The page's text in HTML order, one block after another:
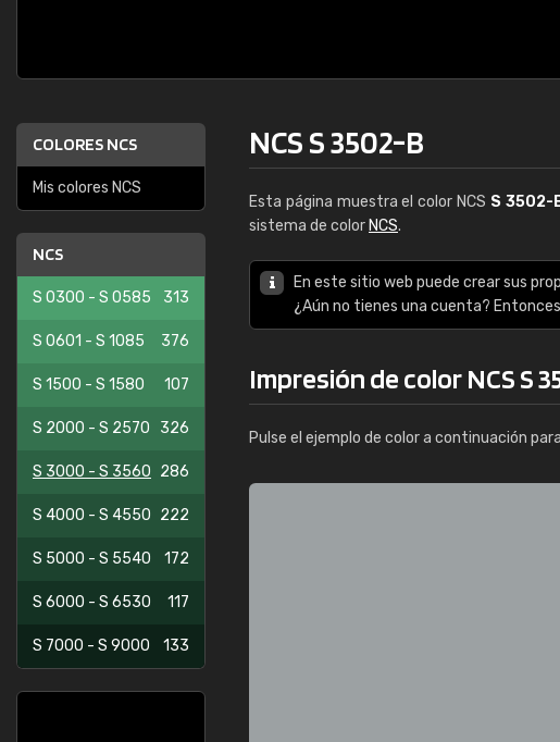
COLORES NCS
Mis colores NCS
NCS
S 0300 - S 0585 313
S 0601 - S 1085 376
S 1500 - S 1580 107
S 2000 - S 2570 326
S 3000 - S 3560 286
S 4000 - S 4550 222
S 5000 - S 5540 172
S 6000 - S 6530 117
S 7000 - S 9000 133
NCS S 3502-B
Esta página muestra el color NCS S 3502-
sistema de color NCS.
En este sitio web puede crear sus
¿Aún no tienes una cuenta?
Impresión de color NCS S
Pulse el ejemplo de color a continuación